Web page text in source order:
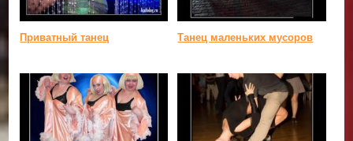
Приватный танец Танец маленьких мусоров